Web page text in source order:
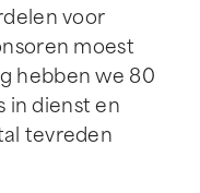
voor
moest
hebben we 80
in dienst en
tevreden